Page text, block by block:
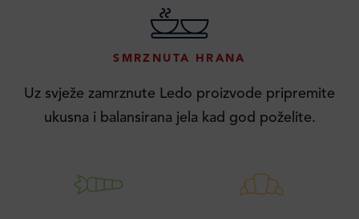
SMRZNUTA HRANA
Uz svježe zamrznute Ledo proizvode pripremite
ukusna i balansirana jela kad god poželite.